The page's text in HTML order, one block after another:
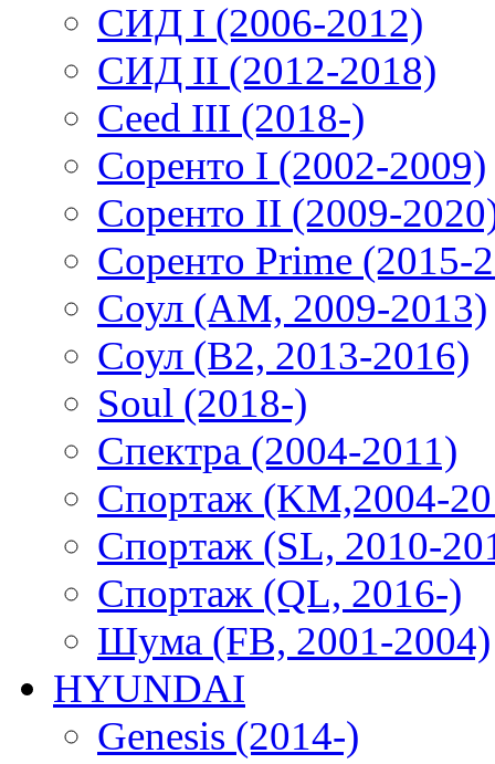
СИД I (2006-2012)
СИД II (2012-2018)
Ceed III (2018-)
Соренто I (2002-2009)
Соренто II (2009-
Соренто Prime (2015-
Соул (AM, 2009-2013)
Соул (B2, 2013-2016)
Soul (2018-)
Спектра (2004-2011)
Спортаж (KM,2004-
Спортаж (SL, 2010-
Спортаж (QL, 2016-)
Шума (FB, 2001-2004)
HYUNDAI
Genesis (2014-)